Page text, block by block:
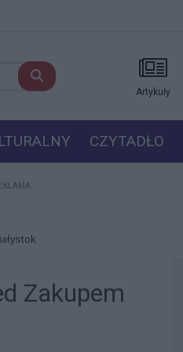
Artykuły
CZYTADŁO
Zakupem